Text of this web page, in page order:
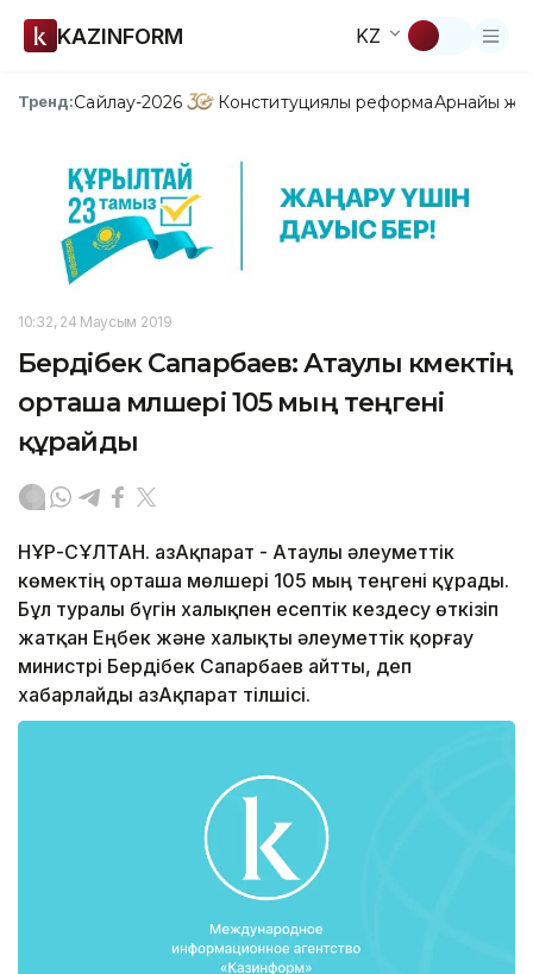
KAZINFORM KZ
Тренд:Сайлау-2026 Конституциялық реформаАрнайы
10:32, 24 Маусым 2019
Бердібек Сапарбаев: Атаулы көмектің
орташа мөлшері 105 мың теңгені
құрайды
НҰР-СҰЛТАН. ҚазАқпарат - Атаулы әлеуметтік
көмектің орташа мөлшері 105 мың теңгені құрады.
Бұл туралы бүгін халықпен есептік кездесу өткізіп
жатқан Еңбек және халықты әлеуметтік қорғау
министрі Бердібек Сапарбаев айтты, деп
хабарлайды ҚазАқпарат тілшісі.